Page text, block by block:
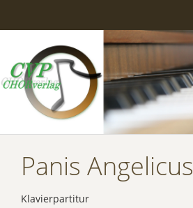
Panis Angelicus
Klavierpartitur